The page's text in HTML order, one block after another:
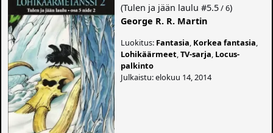
(Tulen ja jään laulu #5.5/ 6)
George R. R. Martin
Luokitus: Fantasia Korkea fantasia
Lohikäärmeet ,TV-sarja Locus-
palkinto
Julkaistu: elokuu 14, 2014